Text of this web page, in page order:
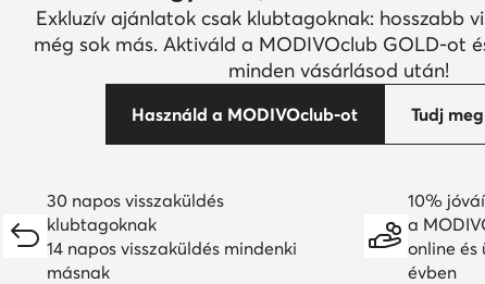
Exkluzív ajánlatok csak klubtagoknak: hosszabb
még sok más. Aktiváld a MODIVOclub GOLD-ot
minden vásárlásod után!
Használd a MODIVOclub-ot Tudj
30 napos visszaküldés
klubtagoknak
14 napos visszaküldés mindenki
másnak
10%
a
online és
évben